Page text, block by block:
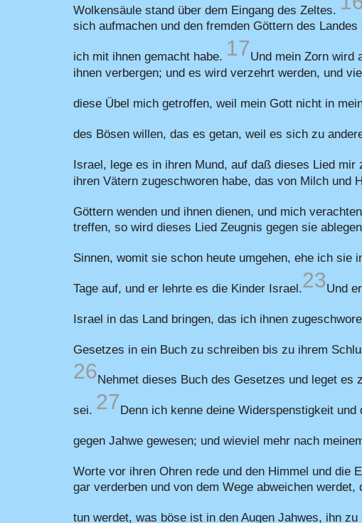
Wolkensäule stand über dem Eingang des Zeltes.
sich aufmachen und den fremden Göttern des
ich mit ihnen gemacht habe. 17Und mein Zorn wird
ihnen verbergen; und es wird verzehrt werden, und
diese Übel mich getroffen, weil mein Gott nicht in
des Bösen willen, das es getan, weil es sich zu
Israel, lege es in ihren Mund, auf daß dieses Lied
ihren Vätern zugeschworen habe, das von Milch und
Göttern wenden und ihnen dienen, und mich
treffen, so wird dieses Lied Zeugnis gegen sie
Sinnen, womit sie schon heute umgehen, ehe ich sie
Tage auf, und er lehrte es die Kinder Israel.23Und
Israel in das Land bringen, das ich ihnen
Gesetzes in ein Buch zu schreiben bis zu ihrem
26Nehmet dieses Buch des Gesetzes und leget
sei. 27Denn ich kenne deine Widerspenstigkeit
gegen Jahwe gewesen; und wieviel mehr nach
Worte vor ihren Ohren rede und den Himmel und die
gar verderben und von dem Wege abweichen
tun werdet, was böse ist in den Augen Jahwes, ihn